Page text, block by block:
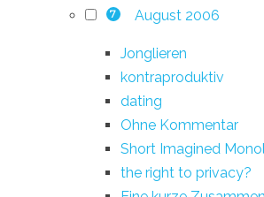
7 August 2006
Jonglieren
kontraproduktiv
dating
Ohne Kommentar
Short Imagined
the right to privacy?